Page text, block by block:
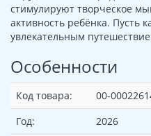
стимулируют творческое
активность ребёнка. Пусть
увлекательным
Особенности
Код товара:
00-
Год:
2026